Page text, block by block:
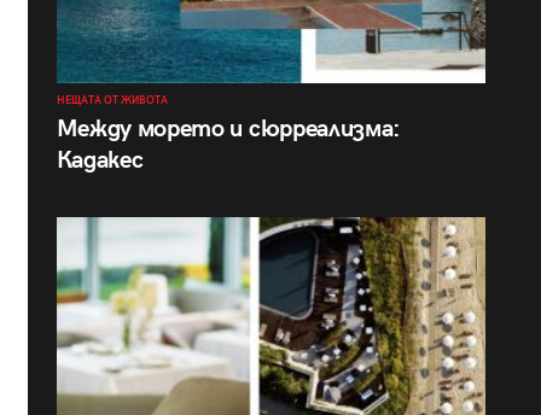
НЕЩАТА ОТ ЖИВОТА
Между морето и сюрреализма:
Кадакес